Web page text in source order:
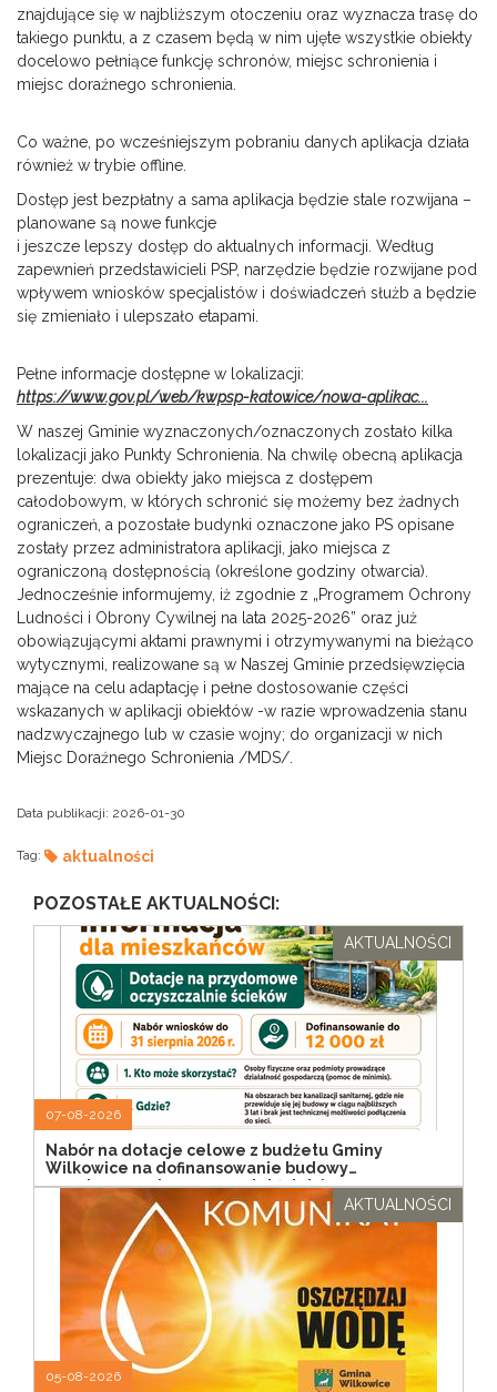
znajdujące się w najbliższym otoczeniu oraz wyznacza trasę do
takiego punktu, a z czasem będą w nim ujęte wszystkie obiekty
docelowo pełniące funkcję schronów, miejsc schronienia i
miejsc doraźnego schronienia.
Co ważne, po wcześniejszym pobraniu danych aplikacja działa
również w trybie offline.
Dostęp jest bezpłatny a sama aplikacja będzie stale rozwijana –
planowane są nowe funkcje
i jeszcze lepszy dostęp do aktualnych informacji. Według
zapewnień przedstawicieli PSP, narzędzie będzie rozwijane pod
wpływem wniosków specjalistów i doświadczeń służb a będzie
się zmieniało i ulepszało etapami.
Pełne informacje dostępne w lokalizacji:
https://www.gov.pl/web/kwpsp-katowice/nowa-aplikac...
W naszej Gminie wyznaczonych/oznaczonych zostało kilka
lokalizacji jako Punkty Schronienia. Na chwilę obecną aplikacja
prezentuje: dwa obiekty jako miejsca z dostępem
całodobowym, w których schronić się możemy bez żadnych
ograniczeń, a pozostałe budynki oznaczone jako PS opisane
zostały przez administratora aplikacji, jako miejsca z
ograniczoną dostępnością (określone godziny otwarcia).
Jednocześnie informujemy, iż zgodnie z „Programem Ochrony
Ludności i Obrony Cywilnej na lata 2025-2026” oraz już
obowiązującymi aktami prawnymi i otrzymywanymi na bieżąco
wytycznymi, realizowane są w Naszej Gminie przedsięwzięcia
mające na celu adaptację i pełne dostosowanie części
wskazanych w aplikacji obiektów -w razie wprowadzenia stanu
nadzwyczajnego lub w czasie wojny; do organizacji w nich
Miejsc Doraźnego Schronienia /MDS/.
Data publikacji: 2026-01-30
Tag: aktualności
POZOSTAŁE AKTUALNOŚCI:
07-08-2026
Nabór na dotacje celowe z budżetu Gminy
Wilkowice na dofinansowanie budowy
przydomowych oczyszczalni ścieków
AKTUALNOŚCI
05-08-2026
AKTUALNOŚCI